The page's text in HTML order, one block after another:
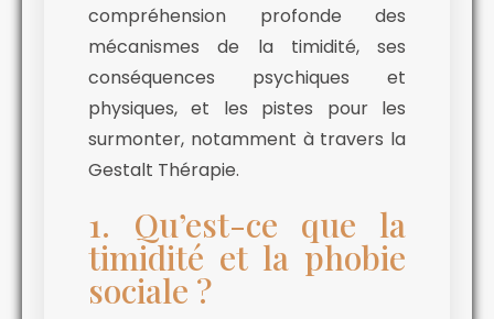
compréhension profonde des
mécanismes de la timidité, ses
conséquences psychiques et
physiques, et les pistes pour les
surmonter, notamment à travers la
Gestalt Thérapie.
1. Qu’est-ce que la
timidité et la phobie
sociale ?